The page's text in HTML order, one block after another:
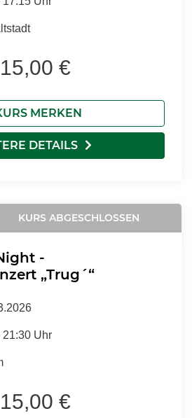
15,00 €
MERKEN
DETAILS
KURS ABGESCHLOSSEN
-
„Trug´“
21:30 Uhr
15,00 €